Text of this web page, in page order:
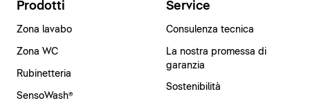
Prodotti
Zona lavabo
Zona WC
Rubinetteria
SensoWash®
Service
Consulenza tecnica
La nostra promessa di
garanzia
Sostenibilità